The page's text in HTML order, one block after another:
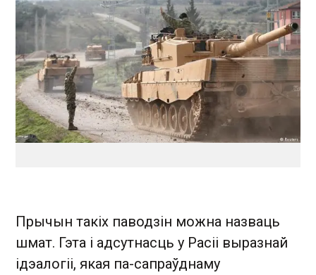
Прычын такіх паводзін можна назваць
шмат. Гэта і адсутнасць у Расіі выразнай
ідэалогіі, якая па-сапраўднаму